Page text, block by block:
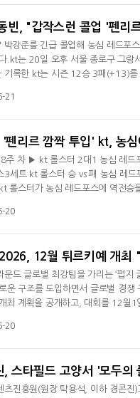
빈, "갑작스런 콜업 '펜리
박강준를 긴급 콜업해 농심 레드포
.kt는 20일 오후 서울 종로구 그랑
기록한 kt는 시즌 12승 3패(+13)
이날 경기서 감기 증상을 보인 '에
21
'펜리르 깜짝 투입' kt, 농
주 차 ▶ kt 롤스터 2대1 농심 레드
3세트 kt 롤스터 승 vs 패 농심 레
롤스터가 농심 레드포스에 역전승
시즌 12승 3패(+13)를 기록하며
20
12월 튀르키예 개최
운드 글로벌 최강팀을 가리는 ‘펍
운 구조를 도입하면서 글로벌 경
최 계획을 공개하고, 대회를 12월1
달라진다. 상위 시드 팀은 일부 단
20
, 스타필드 고양서 '모두
츠진흥원(원장 탁용석, 이하 경콘